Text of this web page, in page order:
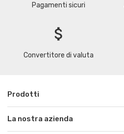
Pagamenti sicuri
attach_money
Convertitore di valuta
Prodotti
La nostra azienda